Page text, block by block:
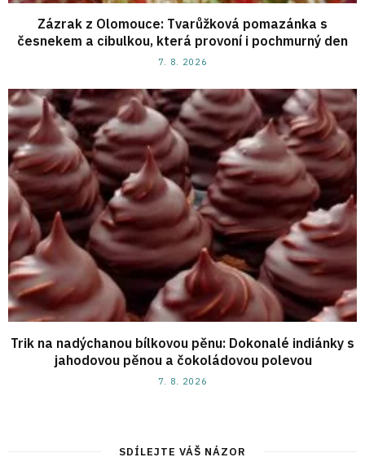
Zázrak z Olomouce: Tvarůžková pomazánka s
česnekem a cibulkou, která provoní i pochmurný den
7. 8. 2026
Trik na nadýchanou bílkovou pěnu: Dokonalé indiánky s
jahodovou pěnou a čokoládovou polevou
7. 8. 2026
SDÍLEJTE VÁŠ NÁZOR